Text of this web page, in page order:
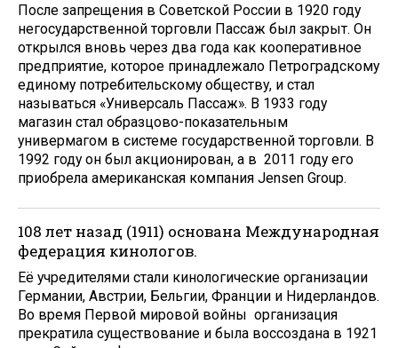
После запрещения в Советской России в 1920 году
негосударственной торговли Пассаж был закрыт. Он
открылся вновь через два года как кооперативное
предприятие, которое принадлежало Петроградскому
единому потребительскому обществу, и стал
называться «Универсаль Пассаж». В 1933 году
магазин стал образцово-показательным
универмагом в системе государственной торговли. В
1992 году он был акционирован, а в 2011 году его
приобрела американская компания Jensen Group.
108 лет назад (1911) основана Международная
федерация кинологов.
Её учредителями стали кинологические организации
Германии, Австрии, Бельгии, Франции и Нидерландов.
Во время Первой мировой войны организация
прекратила существование и была воссоздана в 1921